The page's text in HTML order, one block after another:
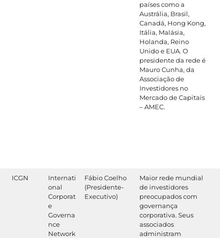
países como a
Austrália, Brasil,
Canadá, Hong Kong,
Itália, Malásia,
Holanda, Reino
Unido e EUA. O
presidente da rede é
Mauro Cunha, da
Associação de
Investidores no
Mercado de Capitais
– AMEC.
ICGN
Internati
onal
Corporat
e
Governa
nce
Network
Fábio Coelho
(Presidente-
Executivo)
Maior rede mundial
de investidores
preocupados com
governança
corporativa. Seus
associados
administram